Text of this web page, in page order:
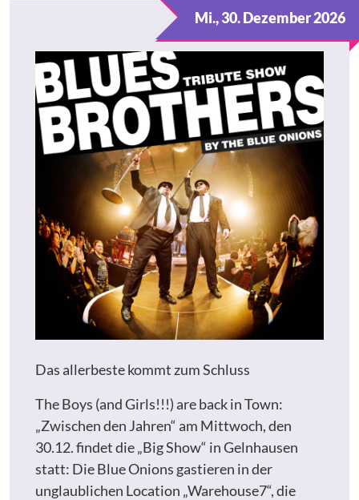
Das allerbeste kommt zum Schluss
The Boys (and Girls!!!) are back in Town:
„Zwischen den Jahren“ am Mittwoch, den
30.12. findet die „Big Show“ in Gelnhausen
statt: Die Blue Onions gastieren in der
unglaublichen Location „Warehouse7“, die
Mi., 30. Dezember 2026